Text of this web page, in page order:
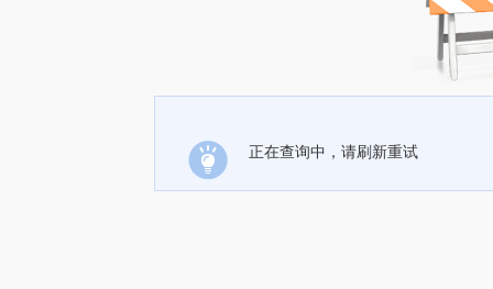
正在查询中，请刷新重试